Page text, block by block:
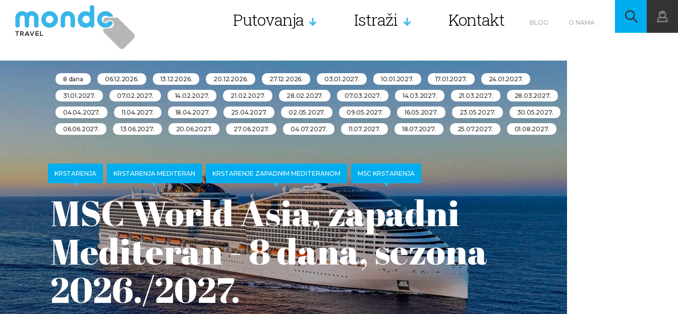
Putovanja Istraži Kontakt BLOG O NAMA
8 dana 06.12.2026. 13.12.2026. 20.12.2026. 27.12.2026. 03.01.2027. 10.01.2027. 17.01.2027. 24.01.2027.
31.01.2027. 07.02.2027. 14.02.2027. 21.02.2027. 28.02.2027. 07.03.2027. 14.03.2027. 21.03.2027. 28.03.2027.
04.04.2027. 11.04.2027. 18.04.2027. 25.04.2027. 02.05.2027. 09.05.2027. 16.05.2027. 23.05.2027. 30.05.2027.
06.06.2027. 13.06.2027. 20.06.2027. 27.06.2027. 04.07.2027. 11.07.2027. 18.07.2027. 25.07.2027. 01.08.2027.
KRSTARENJA KRSTARENJA MEDITERAN KRSTARENJE ZAPADNIM MEDITERANOM MSC KRSTARENJA
MSC World Asia, zapadni
Mediteran - 8 dana, sezona
2026./2027.